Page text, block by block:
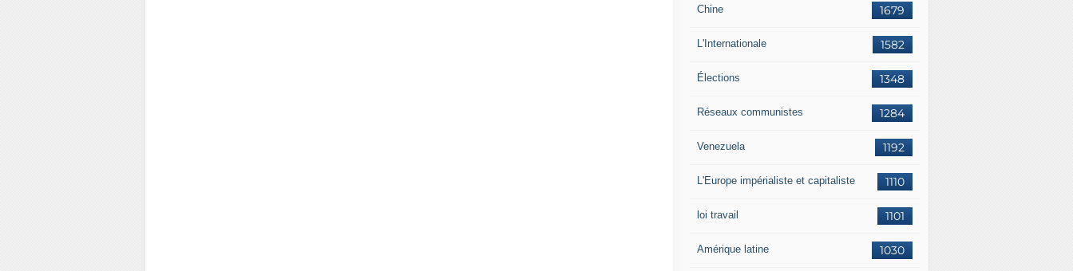
1679
Chine
1582
L'Internationale
1348
Élections
1284
Réseaux communistes
1192
Venezuela
1110
L'Europe impérialiste et capitaliste
1101
loi travail
1030
Amérique latine